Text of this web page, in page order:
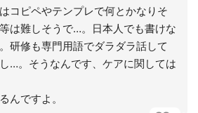
コピペやテンプレで何とかなりそ
は難しそうで…。日本人でも書けな
研修も専門用語でダラダラ話して
…。そうなんです、ケアに関しては
んですよ。